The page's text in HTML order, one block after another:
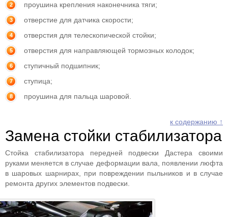
проушина крепления наконечника тяги;
отверстие для датчика скорости;
отверстия для телескопической стойки;
отверстия для направляющей тормозных колодок;
ступичный подшипник;
ступица;
проушина для пальца шаровой.
к содержанию ↑
Замена стойки стабилизатора
Стойка стабилизатора передней подвески Дастера своими
руками меняется в случае деформации вала, появлении люфта
в шаровых шарнирах, при повреждении пыльников и в случае
ремонта других элементов подвески.